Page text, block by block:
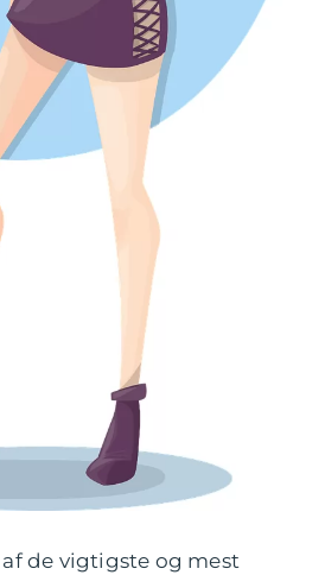
de vigtigste og mest